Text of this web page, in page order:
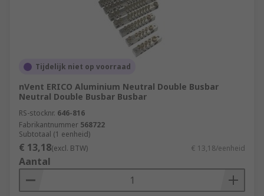
Tijdelijk niet op voorraad
nVent ERICO Aluminium Neutral Double Busbar
Neutral Double Busbar Busbar
RS-stocknr. 646-816
Fabrikantnummer 568722
Subtotaal (1 eenheid)
€ 13,18(excl. BTW) € 13,18/eenheid
Aantal